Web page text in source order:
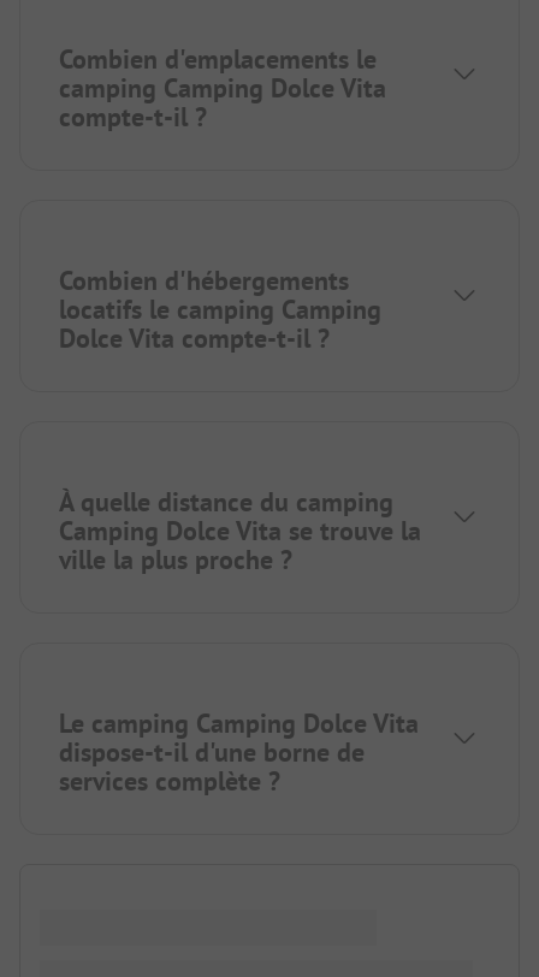
Combien d'emplacements le
camping Camping Dolce Vita
compte-t-il ?
Combien d'hébergements
locatifs le camping Camping
Dolce Vita compte-t-il ?
À quelle distance du camping
Camping Dolce Vita se trouve la
ville la plus proche ?
Le camping Camping Dolce Vita
dispose-t-il d'une borne de
services complète ?